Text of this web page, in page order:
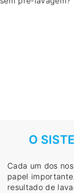
O
Cada um dos
papel
resultado de